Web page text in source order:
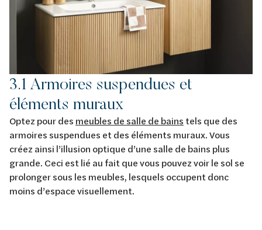
3.1 Armoires suspendues et
éléments muraux
Optez pour des meubles de salle de bains tels que des
armoires suspendues et des éléments muraux. Vous
créez ainsi l’illusion optique d’une salle de bains plus
grande. Ceci est lié au fait que vous pouvez voir le sol se
prolonger sous les meubles, lesquels occupent donc
moins d’espace visuellement.